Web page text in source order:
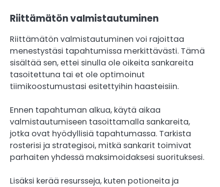
Riittämätön valmistautuminen
Riittämätön valmistautuminen voi rajoittaa
menestystäsi tapahtumissa merkittävästi. Tämä
sisältää sen, ettei sinulla ole oikeita sankareita
tasoitettuna tai et ole optimoinut
tiimikoostumustasi esitettyihin haasteisiin.
Ennen tapahtuman alkua, käytä aikaa
valmistautumiseen tasoittamalla sankareita,
jotka ovat hyödyllisiä tapahtumassa. Tarkista
rosterisi ja strategisoi, mitkä sankarit toimivat
parhaiten yhdessä maksimoidaksesi suorituksesi.
Lisäksi kerää resursseja, kuten potioneita ja